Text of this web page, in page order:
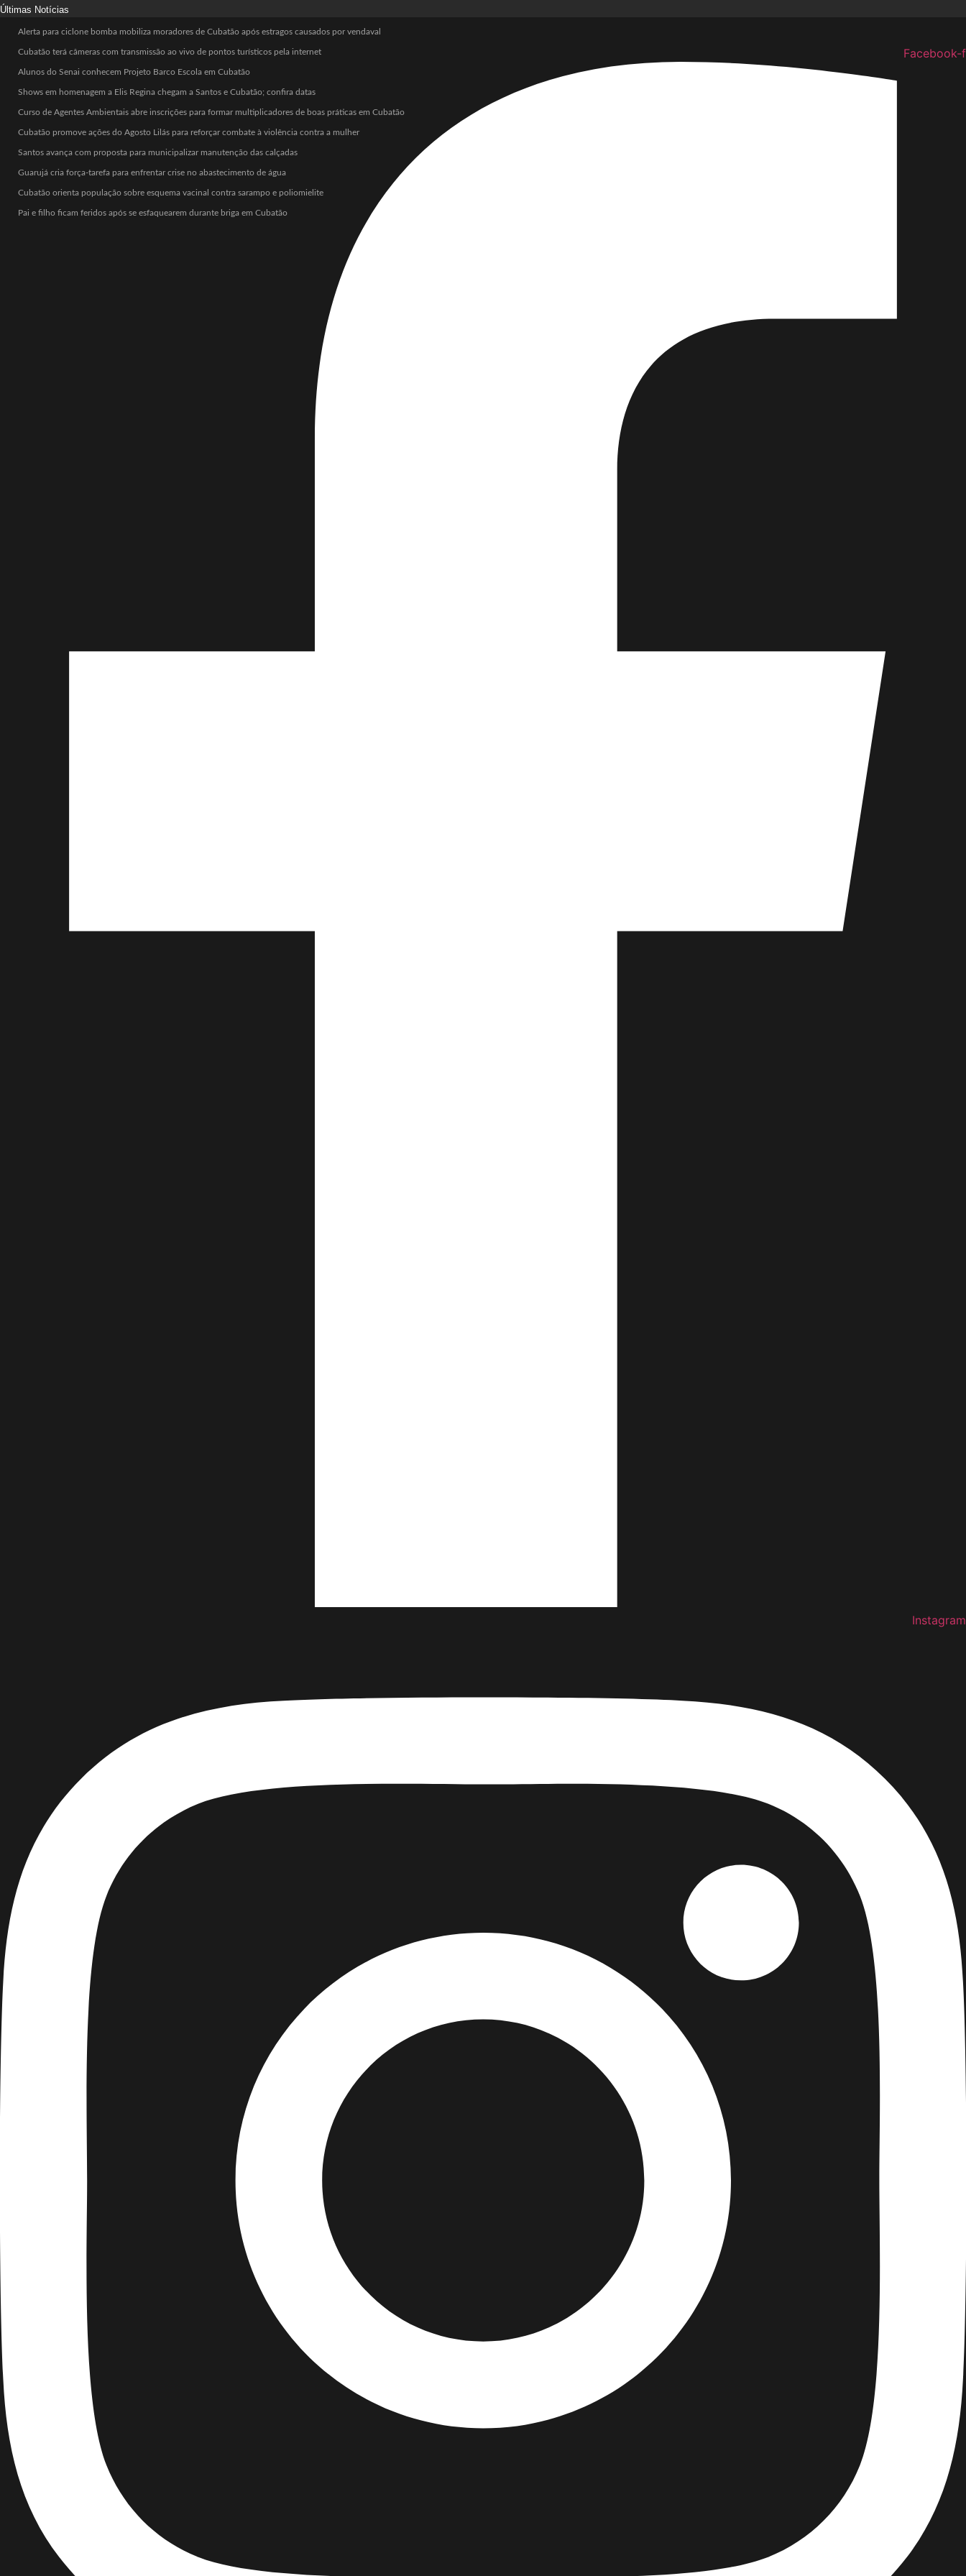
Últimas Notícias
Alerta para ciclone bomba mobiliza moradores de Cubatão após estragos causados por vendaval
Cubatão terá câmeras com transmissão ao vivo de pontos turísticos pela internet
Alunos do Senai conhecem Projeto Barco Escola em Cubatão
Shows em homenagem a Elis Regina chegam a Santos e Cubatão; confira datas
Curso de Agentes Ambientais abre inscrições para formar multiplicadores de boas práticas em Cubatão
Cubatão promove ações do Agosto Lilás para reforçar combate à violência contra a mulher
Santos avança com proposta para municipalizar manutenção das calçadas
Guarujá cria força-tarefa para enfrentar crise no abastecimento de água
Cubatão orienta população sobre esquema vacinal contra sarampo e poliomielite
Pai e filho ficam feridos após se esfaquearem durante briga em Cubatão
Facebook-f
Instagram